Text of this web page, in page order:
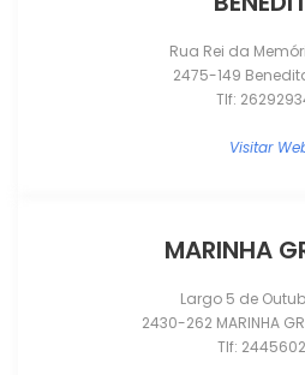
Rua Rei da
2475-149
Tlf:
Visitar
MARINHA
Largo 5 de
2430-262 MARINHA
Tlf: